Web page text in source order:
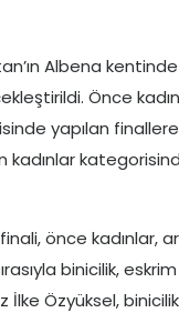
Albena
Önce
yapılan
kadınlar
önce kadınlar,
binicilik,
Özyüksel,